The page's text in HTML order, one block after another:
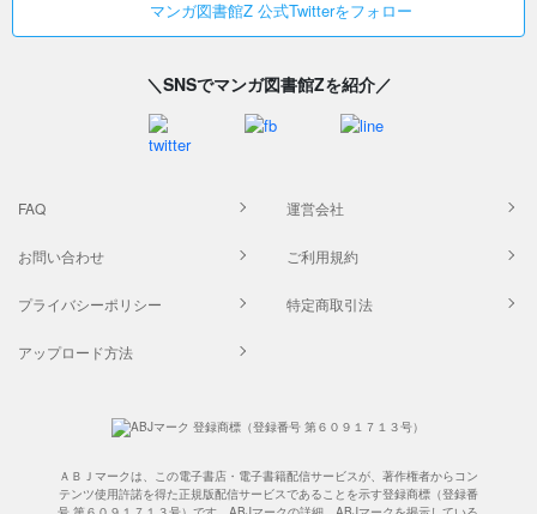
マンガ図書館Z 公式Twitterをフォロー
＼SNSでマンガ図書館Zを紹介／
FAQ 運営会社
お問い合わせ ご利用規約
プライバシーポリシー 特定商取引法
アップロード方法
ＡＢＪマークは、この電子書店・電子書籍配信サービスが、著作権者からコン
テンツ使用許諾を得た正規版配信サービスであることを示す登録商標（登録番